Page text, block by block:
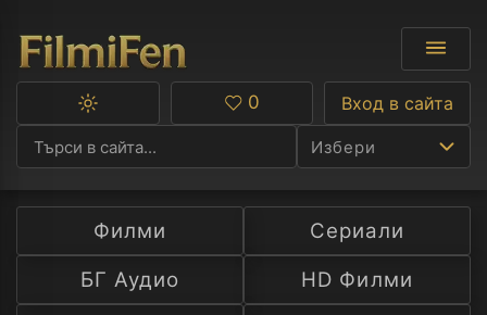
Избери
Ф
С
Превключване
тъмна
тема
Любими
0 Вход в сайта
Филми
Сериали
БГ Аудио
HD Филми